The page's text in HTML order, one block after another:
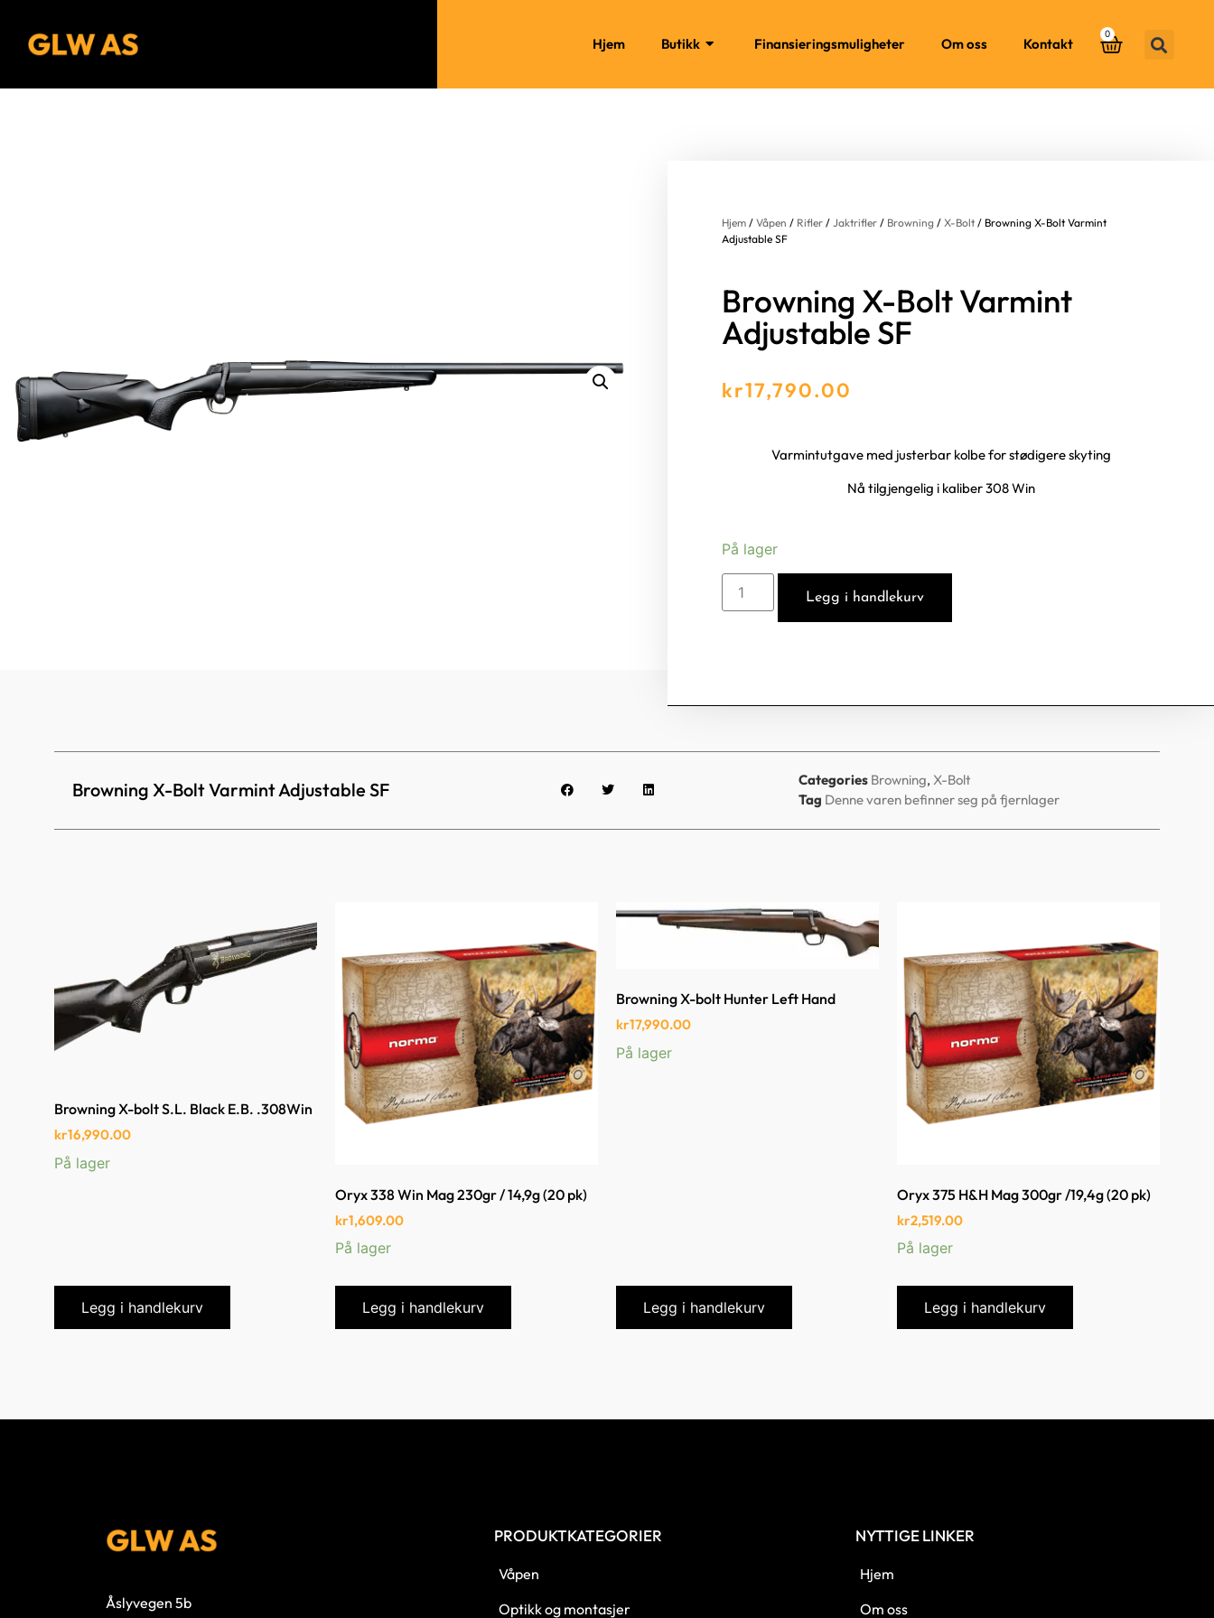
Hjem Butikk Finansieringsmuligheter Om oss Kontakt
0
Hjem /Våpen / Rifler /Jaktrifler / Browning /X-Bolt / Browning X-Bolt Varmint
Adjustable SF
Browning X-Bolt Varmint
Adjustable SF
kr17,790.00
Varmintutgave med justerbar kolbe for stødigere skyting
Nå tilgjengelig i kaliber 308 Win
På lager
Legg i handlekurv
Browning X-Bolt Varmint Adjustable SF Categories Browning, X-Bolt
Tag Denne varen befinner seg på fjernlager
Browning X-bolt S.L. Black E.B. .308Win
kr16,990.00
På lager
Legg i handlekurv
Oryx 338 Win Mag 230gr / 14,9g (20 pk)
kr1,609.00
På lager
Legg i handlekurv
Browning X-bolt Hunter Left Hand
kr17,990.00
På lager
Legg i handlekurv
Oryx 375 H&H Mag 300gr /19,4g (20 pk)
kr2,519.00
På lager
Legg i handlekurv
Åslyvegen 5b
PRODUKTKATEGORIER
Våpen
Optikk og montasjer
NYTTIGE LINKER
Hjem
Om oss